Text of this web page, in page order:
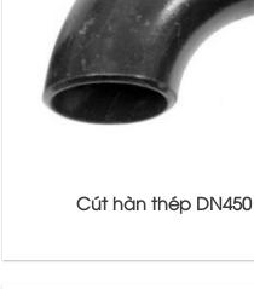
Cút hàn thép DN450